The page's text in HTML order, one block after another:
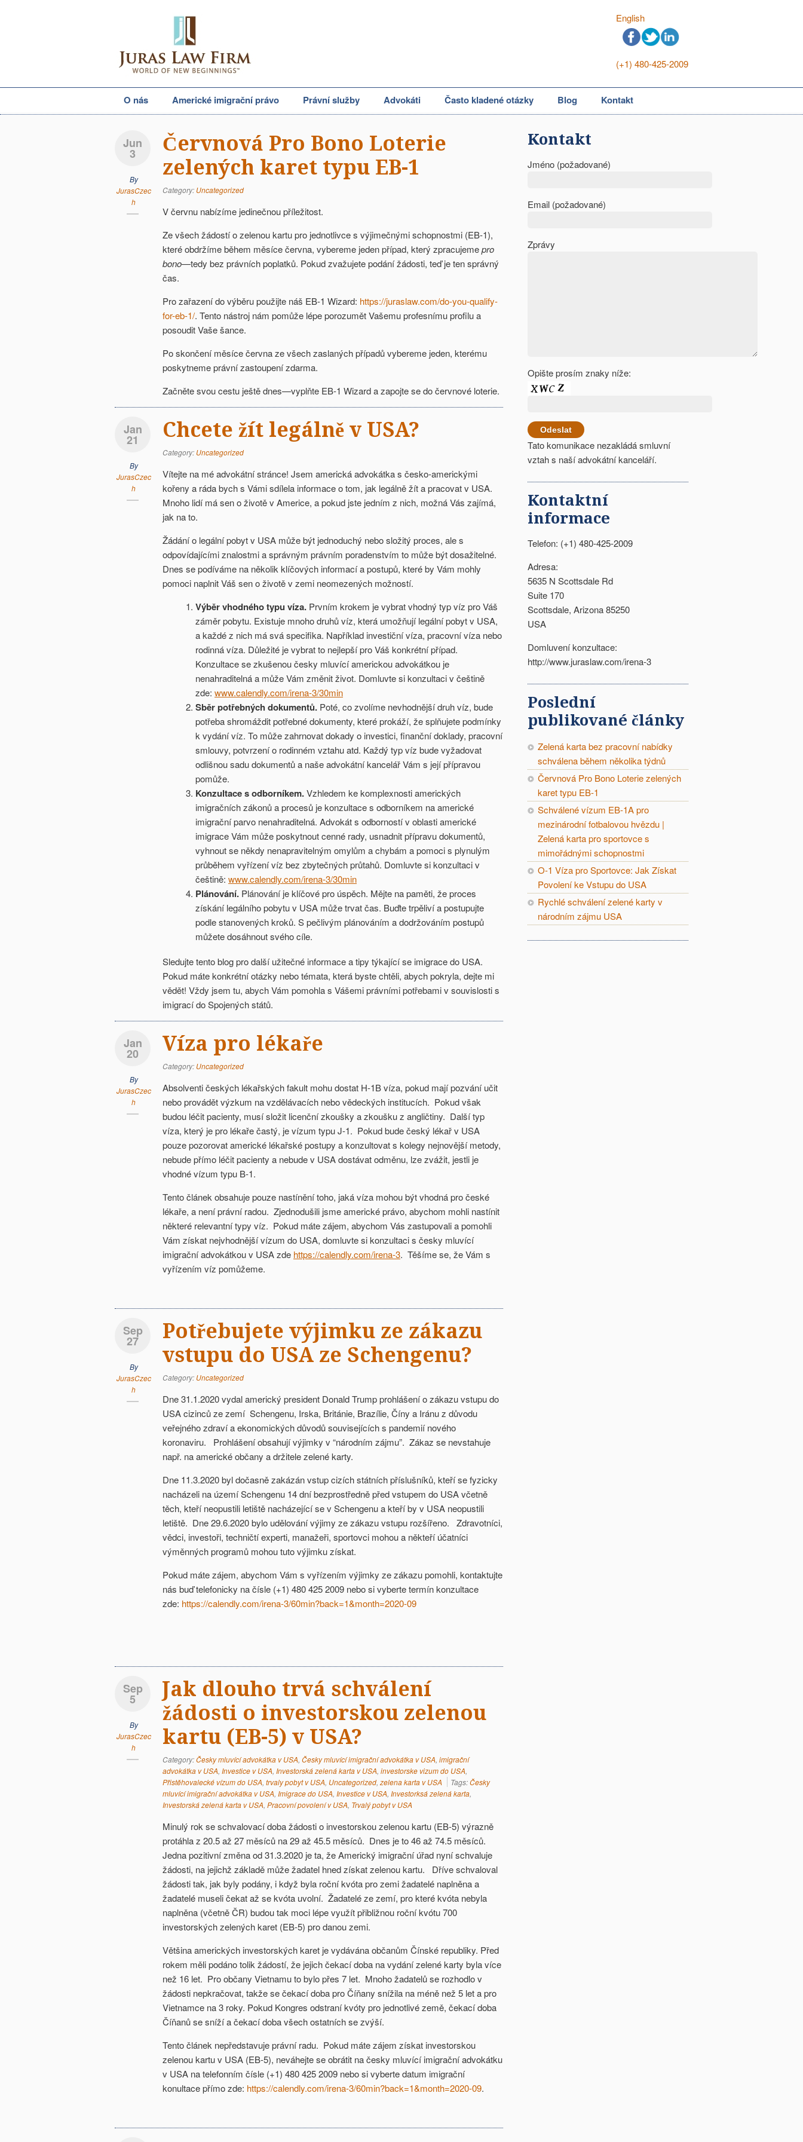
English
(+1) 480-425-2009
O nás Americké imigrační právo Právní služby Advokáti Často kladené otázky Blog Kontakt
Jun
3
By
JurasCzec
h
Červnová Pro Bono Loterie
zelených karet typu EB-1
Category: Uncategorized
V červnu nabízíme jedinečnou příležitost.
Ze všech žádostí o zelenou kartu pro jednotlivce s výjimečnými schopnostmi (EB-1),
které obdržíme během měsíce června, vybereme jeden případ, který zpracujemepro
bono—tedy bez právních poplatků. Pokud zvažujete podání žádosti, teď je ten správný
čas.
Pro zařazení do výběru použijte náš EB-1 Wizard: https://juraslaw.com/do-you-qualify-
for-eb-1/. Tento nástroj nám pomůže lépe porozumět Vašemu profesnímu profilu a
posoudit Vaše šance.
Po skončení měsíce června ze všech zaslaných případů vybereme jeden, kterému
poskytneme právní zastoupení zdarma.
Začněte svou cestu ještě dnes—vyplňte EB-1 Wizard a zapojte se do červnové loterie.
Jan
21
By
JurasCzec
h
Chcete žít legálně v USA?
Category: Uncategorized
Vítejte na mé advokátní stránce! Jsem americká advokátka s česko-americkými
kořeny a ráda bych s Vámi sdílela informace o tom, jak legálně žít a pracovat v USA.
Mnoho lidí má sen o životě v Americe, a pokud jste jedním z nich, možná Vás zajímá,
jak na to.
Žádání o legální pobyt v USA může být jednoduchý nebo složitý proces, ale s
odpovídajícími znalostmi a správným právním poradenstvím to může být dosažitelné.
Dnes se podíváme na několik klíčových informací a postupů, které by Vám mohly
pomoci naplnit Váš sen o životě v zemi neomezených možností.
Výběr vhodného typu víza. Prvním krokem je vybrat vhodný typ víz pro Váš
záměr pobytu. Existuje mnoho druhů víz, která umožňují legální pobyt v USA,
a každé z nich má svá specifika. Například investiční víza, pracovní víza nebo
rodinná víza. Důležité je vybrat to nejlepší pro Váš konkrétní případ.
Konzultace se zkušenou česky mluvící americkou advokátkou je
nenahraditelná a může Vám změnit život. Domluvte si konzultaci v češtině
zde: www.calendly.com/irena-3/30min
Sběr potřebných dokumentů. Poté, co zvolíme nevhodnější druh víz, bude
potřeba shromáždit potřebné dokumenty, které prokáží, že splňujete podmínky
k vydání víz. To může zahrnovat dokady o investici, finanční doklady, pracovní
smlouvy, potvrzení o rodinném vztahu atd. Každý typ víz bude vyžadovat
odlišnou sadu dokumentů a naše advokátní kancelář Vám s její přípravou
pomůže.
Konzultace s odborníkem.Vzhledem ke komplexnosti amerických
imigračních zákonů a procesů je konzultace s odborníkem na americké
imigrační parvo nenahraditelná. Advokát s odborností v oblasti americké
imigrace Vám může poskytnout cenné rady, usnadnit přípravu dokumentů,
vyhnout se někdy nenapravitelným omylům a chybám a pomoci s plynulým
průběhem vyřízení víz bez zbytečných průtahů. Domluvte si konzultaci v
češtině: www.calendly.com/irena-3/30min
Plánování. Plánování je klíčové pro úspěch. Mějte na paměti, že proces
získání legálního pobytu v USA může trvat čas. Buďte trpěliví a postupujte
podle stanovených kroků. S pečlivým plánováním a dodržováním postupů
můžete dosáhnout svého cíle.
Sledujte tento blog pro další užitečné informace a tipy týkající se imigrace do USA.
Pokud máte konkrétní otázky nebo témata, která byste chtěli, abych pokryla, dejte mi
vědět! Vždy jsem tu, abych Vám pomohla s Vášemi právními potřebami v souvislosti s
imigrací do Spojených států.
Jan
20
By
JurasCzec
h
Víza pro lékaře
Category: Uncategorized
Absolventi českých lékařských fakult mohu dostat H-1B víza, pokud mají pozvání učit
nebo provádět výzkum na vzdělávacích nebo vědeckých institucích. Pokud však
budou léčit pacienty, musí složit licenční zkoušky a zkoušku z angličtiny. Další typ
víza, který je pro lékaře častý, je vízum typu J-1. Pokud bude český lékař v USA
pouze pozorovat americké lékařské postupy a konzultovat s kolegy nejnovější metody,
nebude přímo léčit pacienty a nebude v USA dostávat odměnu, lze zvážit, jestli je
vhodné vízum typu B-1.
Tento článek obsahuje pouze nastínění toho, jaká víza mohou být vhodná pro české
lékaře, a není právní radou. Zjednodušili jsme americké právo, abychom mohli nastínit
některé relevantní typy víz. Pokud máte zájem, abychom Vás zastupovali a pomohli
Vám získat nejvhodnější vízum do USA, domluvte si konzultaci s česky mluvící
imigrační advokátkou v USA zde https://calendly.com/irena-3. Těšíme se, že Vám s
vyřízením víz pomůžeme.
Sep
27
By
JurasCzec
h
Potřebujete výjimku ze zákazu
vstupu do USA ze Schengenu?
Category: Uncategorized
Dne 31.1.2020 vydal americký president Donald Trump prohlášení o zákazu vstupu do
USA cizinců ze zemí Schengenu, Irska, Británie, Brazílie, Číny a Iránu z důvodu
veřejného zdraví a ekonomických důvodů souvisejících s pandemií nového
koronaviru. Prohlášení obsahují výjimky v “národním zájmu”. Zákaz se nevstahuje
např. na americké občany a držitele zelené karty.
Dne 11.3.2020 byl dočasně zakázán vstup cizích státních příslušníků, kteří se fyzicky
nacházeli na území Schengenu 14 dní bezprostředně před vstupem do USA včetně
těch, kteří neopustili letiště nacházející se v Schengenu a kteří by v USA neopustili
letiště. Dne 29.6.2020 bylo udělování výjimy ze zákazu vstupu rozšířeno. Zdravotníci,
vědci, investoři, techničtí experti, manažeři, sportovci mohou a někteří účatníci
výměnných programů mohou tuto výjimku získat.
Pokud máte zájem, abychom Vám s vyřízením výjimky ze zákazu pomohli, kontaktujte
nás buď telefonicky na čísle (+1) 480 425 2009 nebo si vyberte termín konzultace
zde: https://calendly.com/irena-3/60min?back=1&month=2020-09
Sep
5
By
JurasCzec
h
Jak dlouho trvá schválení
žádosti o investorskou zelenou
kartu (EB-5) v USA?
Category:Česky mluvící advokátka v USA, Česky mluvící imigrační advokátka v USA, imigrační
advokátka v USA, Investice v USA, Investorská zelená karta v USA, investorske vizum do USA,
Přistěhovalecké vízum do USA, trvaly pobyt v USA, Uncategorized, zelena karta v USA Tags:Česky
mluvící imigrační advokátka v USA, Imigrace do USA, Investice v USA, Investorksá zelená karta,
Investorská zelená karta v USA, Pracovní povolení v USA, Trvalý pobyt v USA
Minulý rok se schvalovací doba žádosti o investorskou zelenou kartu (EB-5) výrazně
protáhla z 20.5 až 27 měsíců na 29 až 45.5 měsíců. Dnes je to 46 až 74.5 měsíců.
Jedna pozitivní změna od 31.3.2020 je ta, že Americký imigrační úřad nyní schvaluje
žádosti, na jejichž základě může žadatel hned získat zelenou kartu. Dříve schvaloval
žádosti tak, jak byly podány, i když byla roční kvóta pro zemi žadatelé naplněna a
žadatelé museli čekat až se kvóta uvolní. Žadatelé ze zemí, pro které kvóta nebyla
naplněna (včetně ČR) budou tak moci lépe využít přibližnou roční kvótu 700
investorských zelených karet (EB-5) pro danou zemi.
Většina amerických investorských karet je vydávána občanům Čínské republiky. Před
rokem měli podáno tolik žádostí, že jejich čekací doba na vydání zelené karty byla více
než 16 let. Pro občany Vietnamu to bylo přes 7 let. Mnoho žadatelů se rozhodlo v
žádosti nepkračovat, takže se čekací doba pro Číňany snížila na méně než 5 let a pro
Vietnamce na 3 roky. Pokud Kongres odstraní kvóty pro jednotlivé země, čekací doba
Číňanů se sníží a čekací doba všech ostatních se zvýší.
Tento článek nepředstavuje právní radu. Pokud máte zájem získat investorskou
zelenou kartu v USA (EB-5), neváhejte se obrátit na česky mluvící imigrační advokátku
v USA na telefonním čísle (+1) 480 425 2009 nebo si vyberte datum imigrační
konultace přímo zde: https://calendly.com/irena-3/60min?back=1&month=2020-09.
Kontakt
Jméno (požadované)
Email (požadované)
Zprávy
Opište prosím znaky níže:
Tato komunikace nezakládá smluvní
vztah s naší advokátní kanceláří.
Kontaktní
informace
Telefon: (+1) 480-425-2009
Adresa:
5635 N Scottsdale Rd
Suite 170
Scottsdale, Arizona 85250
USA
Domluvení konzultace:
http://www.juraslaw.com/irena-3
Poslední
publikované články
Zelená karta bez pracovní nabídky
schválena během několika týdnů
Červnová Pro Bono Loterie zelených
karet typu EB-1
Schválené vízum EB-1A pro
mezinárodní fotbalovou hvězdu |
Zelená karta pro sportovce s
mimořádnými schopnostmi
O-1 Víza pro Sportovce: Jak Získat
Povolení ke Vstupu do USA
Rychlé schválení zelené karty v
národním zájmu USA